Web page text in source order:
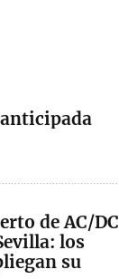
de AC/DC
los
su